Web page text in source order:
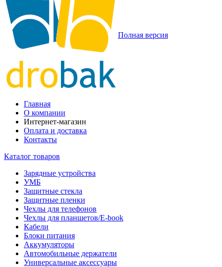
Полная версия
Главная
О компании
Интернет-магазин
Оплата и доставка
Контакты
Каталог товаров
Зарядные устройства
УМБ
Защитные стекла
Защитные пленки
Чехлы для телефонов
Чехлы для планшетов/E-book
Кабели
Блоки питания
Аккумуляторы
Автомобильные держатели
Универсальные аксессуары